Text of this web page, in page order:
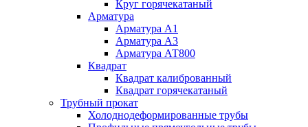
Круг горячекатаный
Арматура
Арматура А1
Арматура А3
Арматура АТ800
Квадрат
Квадрат калиброванный
Квадрат горячекатаный
Трубный прокат
Холоднодеформированные трубы